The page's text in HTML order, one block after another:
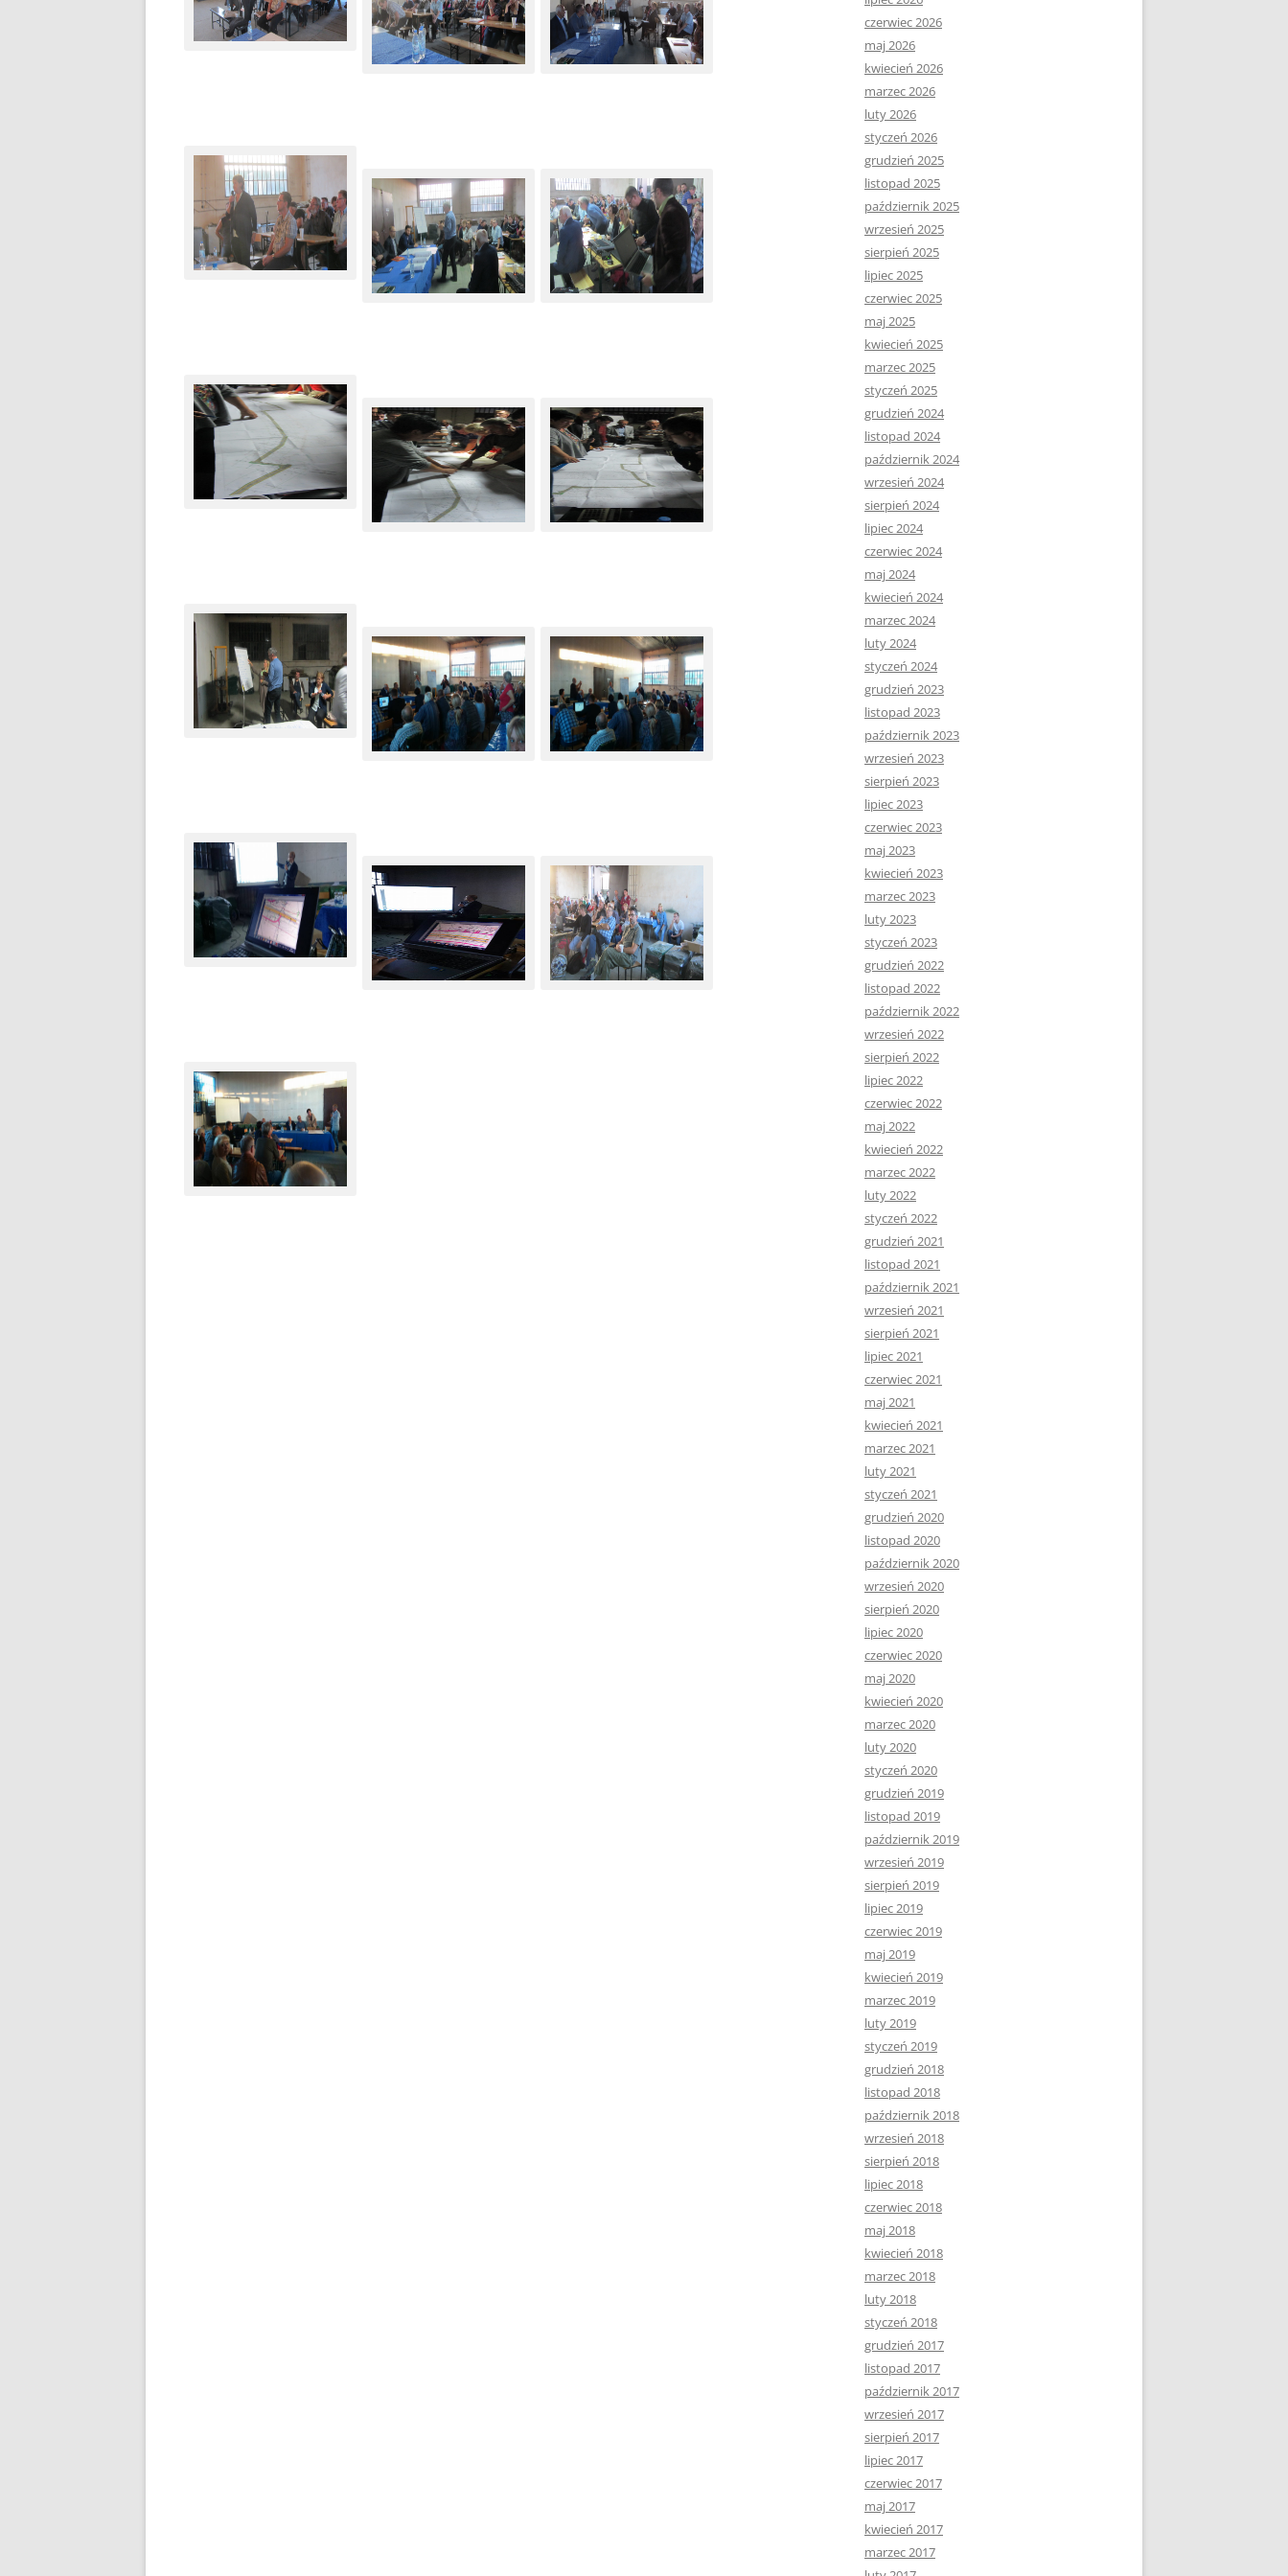
czerwiec 2026
maj 2026
kwiecień 2026
marzec 2026
luty 2026
styczeń 2026
grudzień 2025
listopad 2025
październik 2025
wrzesień 2025
sierpień 2025
lipiec 2025
czerwiec 2025
maj 2025
kwiecień 2025
marzec 2025
styczeń 2025
grudzień 2024
listopad 2024
październik 2024
wrzesień 2024
sierpień 2024
lipiec 2024
czerwiec 2024
maj 2024
kwiecień 2024
marzec 2024
luty 2024
styczeń 2024
grudzień 2023
listopad 2023
październik 2023
wrzesień 2023
sierpień 2023
lipiec 2023
czerwiec 2023
maj 2023
kwiecień 2023
marzec 2023
luty 2023
styczeń 2023
grudzień 2022
listopad 2022
październik 2022
wrzesień 2022
sierpień 2022
lipiec 2022
czerwiec 2022
maj 2022
kwiecień 2022
marzec 2022
luty 2022
styczeń 2022
grudzień 2021
listopad 2021
październik 2021
wrzesień 2021
sierpień 2021
lipiec 2021
czerwiec 2021
maj 2021
kwiecień 2021
marzec 2021
luty 2021
styczeń 2021
grudzień 2020
listopad 2020
październik 2020
wrzesień 2020
sierpień 2020
lipiec 2020
czerwiec 2020
maj 2020
kwiecień 2020
marzec 2020
luty 2020
styczeń 2020
grudzień 2019
listopad 2019
październik 2019
wrzesień 2019
sierpień 2019
lipiec 2019
czerwiec 2019
maj 2019
kwiecień 2019
marzec 2019
luty 2019
styczeń 2019
grudzień 2018
listopad 2018
październik 2018
wrzesień 2018
sierpień 2018
lipiec 2018
czerwiec 2018
maj 2018
kwiecień 2018
marzec 2018
luty 2018
styczeń 2018
grudzień 2017
listopad 2017
październik 2017
wrzesień 2017
sierpień 2017
lipiec 2017
czerwiec 2017
maj 2017
kwiecień 2017
marzec 2017